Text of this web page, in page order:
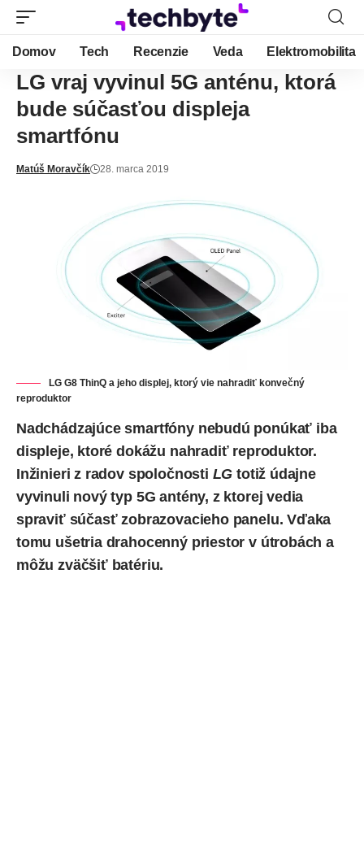
Domov Tech Recenzie Veda Elektromobilita
LG vraj vyvinul 5G anténu, ktorá
bude súčasťou displeja
smartfónu
Matúš Moravčík 28. marca 2019
LG G8 ThinQ a jeho displej, ktorý vie nahradiť konvečný
reproduktor
Nadchádzajúce smartfóny nebudú ponúkať iba
displeje, ktoré dokážu nahradiť reproduktor.
Inžinieri z radov spoločnosti LG totiž údajne
vyvinuli nový typ 5G antény, z ktorej vedia
spraviť súčasť zobrazovacieho panelu. Vďaka
tomu ušetria drahocenný priestor v útrobách a
môžu zväčšiť batériu.